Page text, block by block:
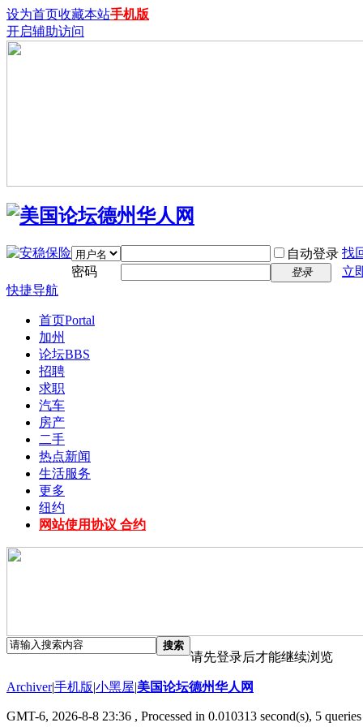
设为首页收藏本站手机版
开启辅助访问
自动登录 找
密码
登录
立
快捷导航
首页Portal
加州
论坛BBS
招聘
求职
汽车
房产
二手
热点新闻
生活服务
更多
纽约
网站使用协议 合约
搜索
请先登录后才能继续浏览
Archiver|手机版|小黑屋|美国论坛德州华人网
GMT-6, 2026-8-8 23:36 , Processed in 0.010313 second(s), 5